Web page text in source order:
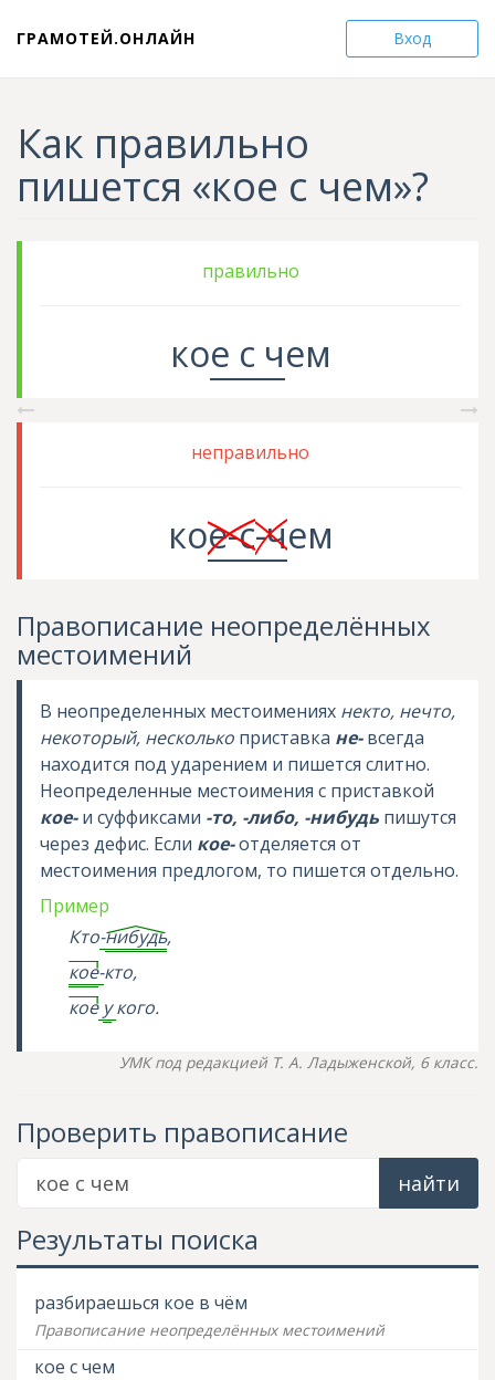
Вход
ГРАМОТЕЙ.ОНЛАЙН
Как правильно
пишется «кое с чем»?
правильно
кое с чем
неправильно
кое-с-чем
Правописание неопределённых
местоимений
В неопределенных местоимениях некто, нечто,
некоторый, несколько приставка не-всегда
находится под ударением и пишется слитно.
Неопределенные местоимения с приставкой
кое-и суффиксами -то, -либо, -нибудь пишутся
через дефис. Если кое-отделяется от
местоимения предлогом, то пишется отдельно.
Пример
Кто-нибудь,
кое-кто,
кое у кого.
УМК под редакцией Т. А. Ладыженской, 6 класс.
Проверить правописание
найти
Результаты поиска
разбираешься кое в чём
Правописание неопределённых местоимений
кое с чем